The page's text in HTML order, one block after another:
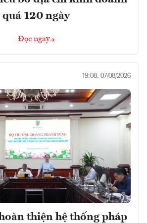
quá 120 ngày
Đọc ngay
19:08, 07/08/2026
thiện hệ thống pháp